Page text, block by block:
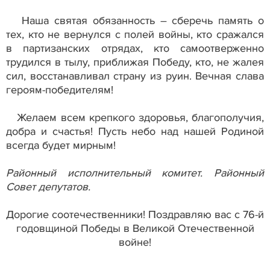
Наша святая обязанность – сберечь память о
тех, кто не вернулся с полей войны, кто сражался
в партизанских отрядах, кто самоотверженно
трудился в тылу, приближая Победу, кто, не жалея
сил, восстанавливал страну из руин. Вечная слава
героям-победителям!
Желаем всем крепкого здоровья, благополучия,
добра и счастья! Пусть небо над нашей Родиной
всегда будет мирным!
Районный исполнительный комитет. Районный
Совет депутатов.
Дорогие соотечественники! Поздравляю вас с 76-й
годовщиной Победы в Великой Отечественной
войне!